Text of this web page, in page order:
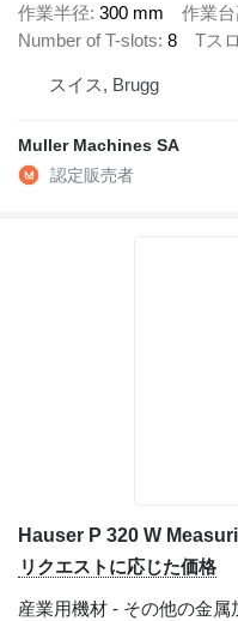
作業半径 300 mm 作業台
Number of T-slots 8 Tス
スイス, Brugg
Muller Machines SA
Hauser P 320 W
リクエストに応じた価格
産業用機材 - その他の金属